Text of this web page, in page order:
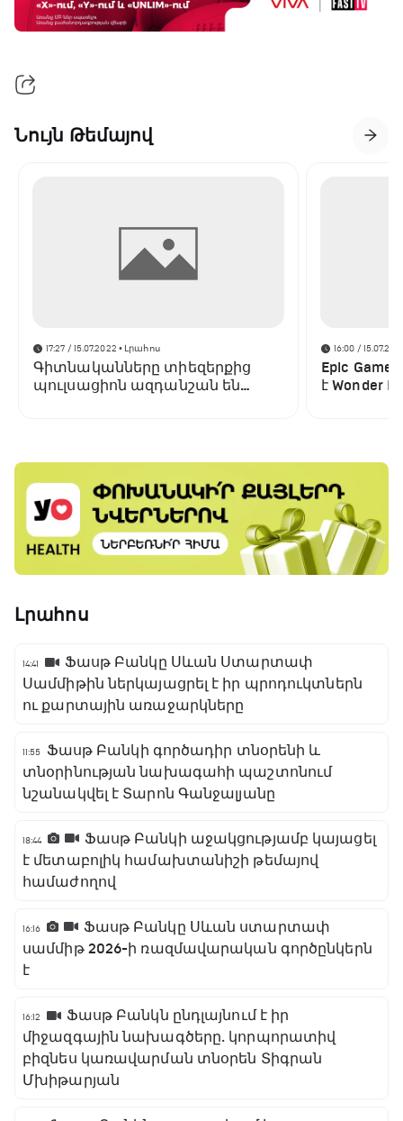
Նույն Թեմայով
17:27 / 15.07.2022 • Լրահոս
Գիտնականները տիեզերքից
պուլսացիոն ազդանշան են
16:00 /
Epic
է Wonder
Լրահոս
14:41
Ֆասթ Բանկը Սևան Ստարտափ
Սամմիթին ներկայացրել է իր պրոդուկտներն
ու քարտային առաջարկները
11:55
Ֆասթ Բանկի գործադիր տնօրենի և
տնօրինության նախագահի պաշտոնում
նշանակվել է Տարոն Գանջալյանը
18:44
Ֆասթ Բանկի աջակցությամբ կայացել
է մետաբոլիկ համախտանիշի թեմայով
համաժողով
16:16
Ֆասթ Բանկը Սևան ստարտափ
սամմիթ 2026-ի ռազմավարական գործընկերն
է
16:12
Ֆասթ Բանկն ընդլայնում է իր
միջազգային նախագծերը․ կորպորատիվ
բիզնես կառավարման տնօրեն Տիգրան
Մխիթարյան